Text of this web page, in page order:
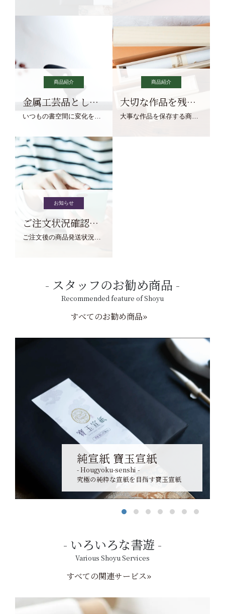
商品紹介
金属工芸品としての文鎮
いつもの書空間に変化を与えてくれる、見ているだけで愉しくなる金属工芸品の文鎮をご紹介します。
商品紹介
大切な作品を残す作品保存商品
大事な作品を保存する商品を取りまとめてご紹介ます。
お知らせ
ご注文状況確認について
ご注文後の商品発送状況については、こちらからご確認くださいませ。
スタッフのお勧め商品
Recommended feature of Shoyu
すべてのお勧め商品»
純宣紙 寶玉宣紙
- Hougyoku-senshi -
究極の純粋な宣紙を目指す寶玉宣紙
いろいろな書遊
Various Shoyu Services
すべての関連サービス»